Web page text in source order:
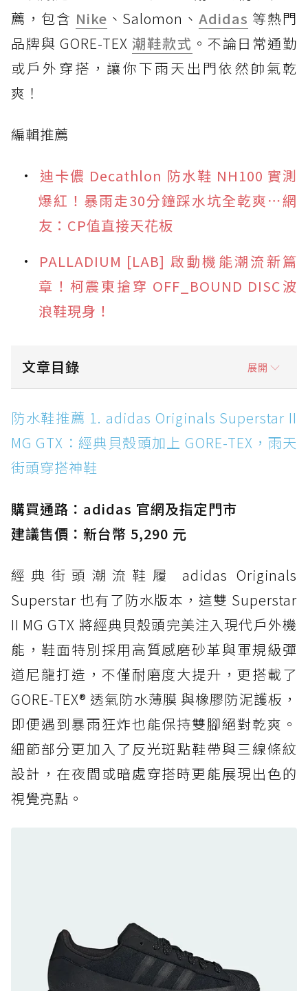
薦，包含 Nike 、Salomon、Adidas 等熱門
品牌與 GORE-TEX 潮鞋款式 。不論日常通勤
或戶外穿搭，讓你下雨天出門依然帥氣乾
爽！
編輯推薦
迪卡儂 Decathlon 防水鞋 NH100 實測
爆紅！暴雨走30分鐘踩水坑全乾爽⋯網
友：CP值直接天花板
PALLADIUM [LAB] 啟動機能潮流新篇
章！柯震東搶穿 OFF_BOUND DISC波
浪鞋現身！
文章目錄 展開
防水鞋推薦 1. adidas Originals Superstar II
MG GTX：經典貝殼頭加上 GORE-TEX，雨天街
頭穿搭神鞋
防水鞋推薦 2. New Balance Hierro v9 GORE-
防水鞋推薦 3. Nike Dunk Low GORE-TEX：
經典 Dunk 輪廓加上防水科技，雨天穿搭帥度不
打折
防水鞋推薦 4. ASICS TRABUCO 14 GTX：搭
載 GORE-TEX 隱形貼合科技，全方位防水神鞋
防水鞋推薦 5. Salomon XT-6 GORE-TEX：潮
人必備山系鞋王！防滑、防水與街頭顏值一次攻
頂
防水鞋推薦 6. HOKA Stinson Evo GTX：越野
復刻厚底，GORE-TEX 防水與增高神器一次滿
防水鞋推薦 7. Timberland Motion Access：
黃靴同級頂級防水，輕量化工裝健走鞋雨天必備
防水鞋推薦 7. Timberland Motion Access：
黃靴同級頂級防水，輕量化工裝健走鞋雨天必備
防水鞋推薦 10. PUMA Voyage NITRO™ 4
GORE-TEX：氮氣中底注入，回彈與防滑兼具的
全天候越野跑鞋
防水鞋推薦 1. adidas Originals Superstar II
MG GTX：經典貝殼頭加上 GORE-TEX，雨天
街頭穿搭神鞋
購買通路：adidas 官網及指定門市
建議售價：新台幣 5,290 元
經典街頭潮流鞋履 adidas Originals
Superstar 也有了防水版本，這雙 Superstar
II MG GTX 將經典貝殼頭完美注入現代戶外機
能，鞋面特別採用高質感磨砂革與軍規級彈
道尼龍打造，不僅耐磨度大提升，更搭載了
GORE-TEX® 透氣防水薄膜 與橡膠防泥護板，
即便遇到暴雨狂炸也能保持雙腳絕對乾爽。
細節部分更加入了反光斑點鞋帶與三線條紋
設計，在夜間或暗處穿搭時更能展現出色的
視覺亮點。